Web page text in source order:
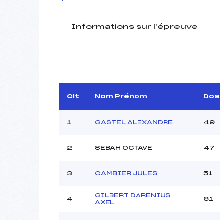
Informations sur l’épreuve
Arbitre :
Assistant :
MANCHE 1
Heure de départ :
Ouvreurs A :
Clt Nom Prénom Dos
1 GASTEL ALEXANDRE 49
2 SEBAH OCTAVE 47
3 CAMBIER JULES 51
4
GILBERT DARENIUS
AXEL
61